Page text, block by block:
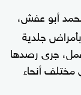
أبو عفش،
إن نحو 9300 إصابة بأمراض جلدية
جرى رصدها
صحيا في مختلف أنحاء